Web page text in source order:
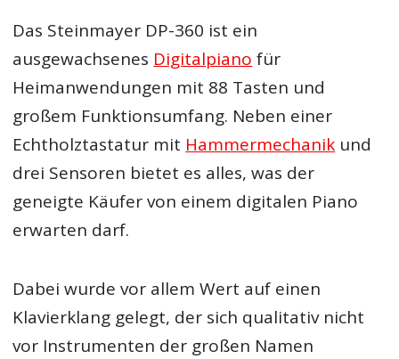
Das Steinmayer DP-360 ist ein
ausgewachsenes Digitalpiano für
Heimanwendungen mit 88 Tasten und
großem Funktionsumfang. Neben einer
Echtholztastatur mit Hammermechanik und
drei Sensoren bietet es alles, was der
geneigte Käufer von einem digitalen Piano
erwarten darf.
Dabei wurde vor allem Wert auf einen
Klavierklang gelegt, der sich qualitativ nicht
vor Instrumenten der großen Namen